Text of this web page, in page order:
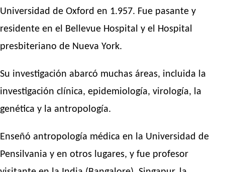
Universidad de Oxford en 1.957. Fue pasante y
residente en el Bellevue Hospital y el Hospital
presbiteriano de Nueva York.
Su investigación abarcó muchas áreas, incluida la
investigación clínica, epidemiología, virología, la
genética y la antropología.
Enseñó antropología médica en la Universidad de
Pensilvania y en otros lugares, y fue profesor